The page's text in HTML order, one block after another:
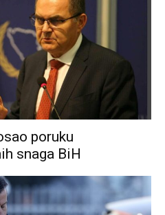
poruku
snaga BiH